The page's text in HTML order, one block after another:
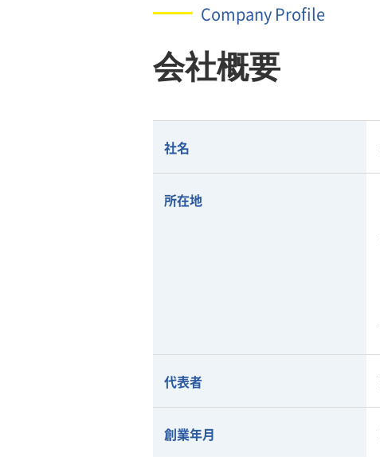
Company Profile
会社概要
社名
所在地
代表者
創業年月